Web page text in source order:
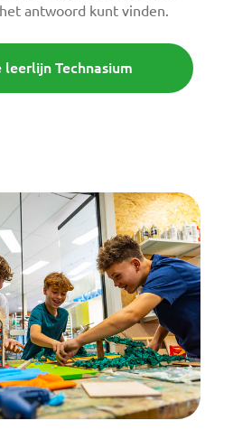
antwoord kunt vinden.
Technasium